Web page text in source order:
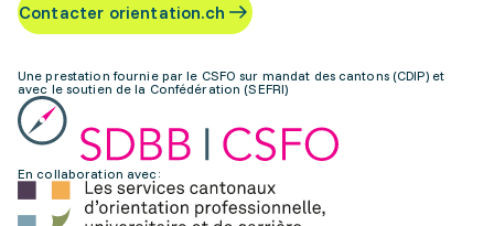
Contacter orientation.ch
Une prestation fournie par le CSFO sur mandat des cantons (CDIP) et
avec le soutien de la Confédération (SEFRI)
En collaboration avec: